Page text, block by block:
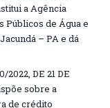
a Agência
Públicos de Água e
– PA e dá
DE 21 DE
sobre a
de crédito